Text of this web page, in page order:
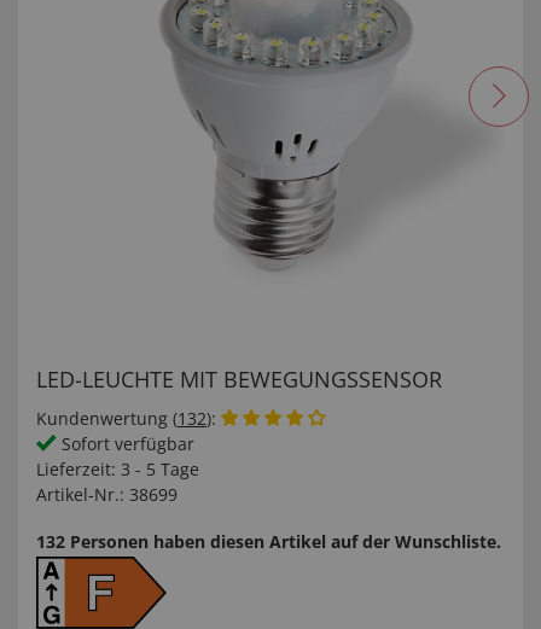
LED-LEUCHTE MIT BEWEGUNGSSENSOR
Kundenwertung (132):
Sofort verfügbar
Lieferzeit: 3 - 5 Tage
Artikel-Nr.: 38699
132 Personen haben diesen Artikel auf der Wunschliste.